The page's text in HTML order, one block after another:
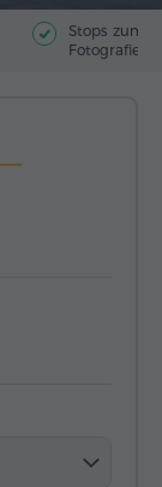
Stops zum